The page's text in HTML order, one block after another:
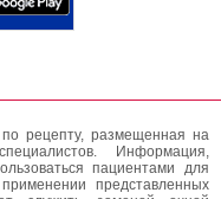
рецепту, размещенная на
Информация,
пациентами для
представленных